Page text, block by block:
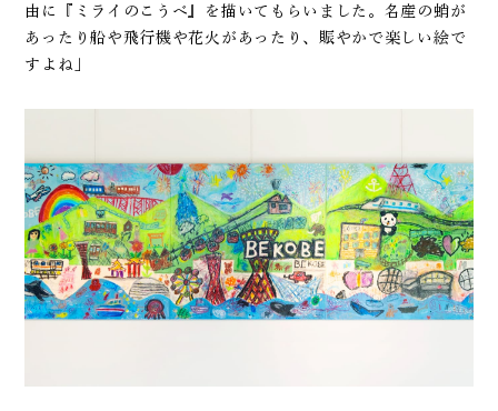
由に『ミライのこうべ』を描いてもらいました。名産の蛸が
あったり船や飛行機や花火があったり、賑やかで楽しい絵で
すよね」